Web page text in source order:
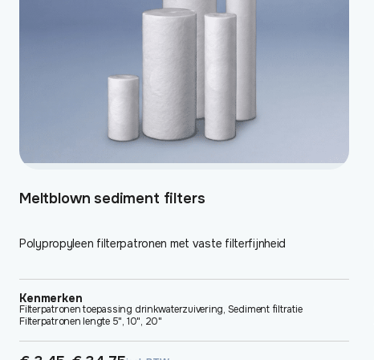
Meltblown sediment filters
Polypropyleen filterpatronen met vaste filterfijnheid
Kenmerken
Filterpatronen toepassing drinkwaterzuivering, Sediment filtratie
Filterpatronen lengte 5", 10", 20"